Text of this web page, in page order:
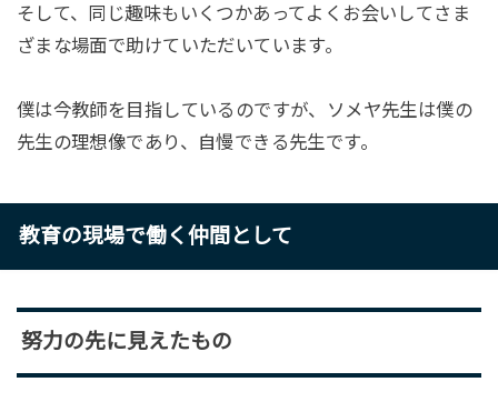
そして、同じ趣味もいくつかあってよくお会いしてさま
ざまな場面で助けていただいています。
僕は今教師を目指しているのですが、ソメヤ先生は僕の
先生の理想像であり、自慢できる先生です。
教育の現場で働く仲間として
努力の先に見えたもの